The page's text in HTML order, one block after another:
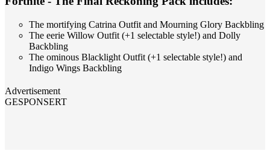
The mortifying Catrina Outfit and Mourning Glory Backbling
The eerie Willow Outfit (+1 selectable style!) and Dolly
Backbling
The ominous Blacklight Outfit (+1 selectable style!) and
Indigo Wings Backbling
Advertisement
GESPONSERT